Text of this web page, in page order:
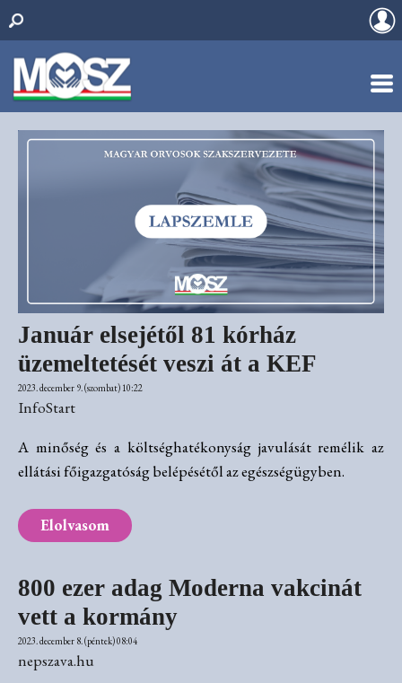
Január elsejétől 81 kórház
üzemeltetését veszi át a KEF
2023. december 9. (szombat) 10:22
InfoStart
A minőség és a költséghatékonyság javulását remélik az
ellátási főigazgatóság belépésétől az egészségügyben.
Elolvasom
800 ezer adag Moderna vakcinát
vett a kormány
2023. december 8. (péntek) 08:04
nepszava.hu